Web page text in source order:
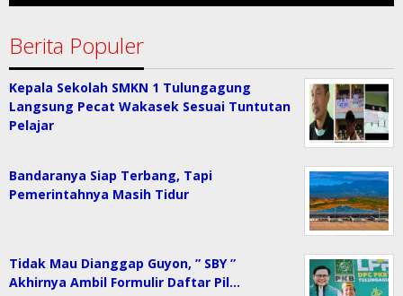
Berita Populer
Kepala Sekolah SMKN 1 Tulungagung
Langsung Pecat Wakasek Sesuai Tuntutan
Pelajar
Bandaranya Siap Terbang, Tapi
Pemerintahnya Masih Tidur
Tidak Mau Dianggap Guyon, ” SBY ”
Akhirnya Ambil Formulir Daftar Pil…